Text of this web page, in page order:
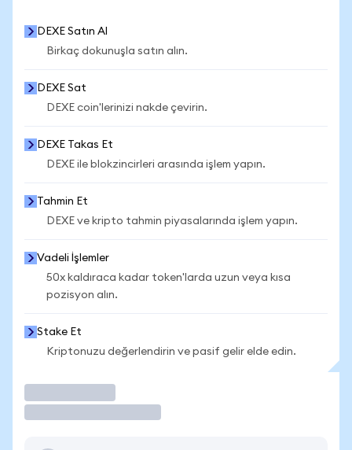
DEXE Satın Al
Birkaç dokunuşla satın alın.
DEXE Sat
DEXE coin'lerinizi nakde çevirin.
DEXE Takas Et
DEXE ile blokzincirleri arasında işlem yapın.
Tahmin Et
DEXE ve kripto tahmin piyasalarında işlem yapın.
Vadeli İşlemler
50x kaldıraca kadar token'larda uzun veya kısa
pozisyon alın.
Stake Et
Kriptonuzu değerlendirin ve pasif gelir elde edin.